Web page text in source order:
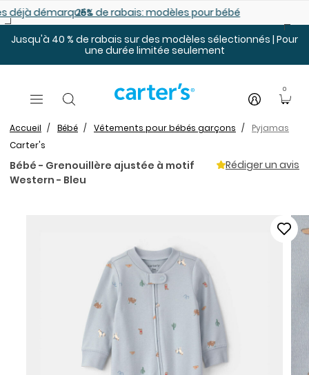
démarqués25% de rabais: modèles pour bébé
Jusqu'à 40 % de rabais sur des modèles sélectionnés | Pour
une durée limitée seulement
0
Accueil Bébé Vêtements pour bébés garçons
Pyjamas
Carter's
Bébé - Grenouillère ajustée à motif
Western - Bleu
Rédiger un avis